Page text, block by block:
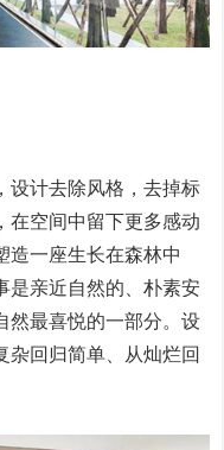
计去除风格，去掉标
在空间中留下更多感动
造一座生长在森林中
是亲近自然的、朴素安
然最喜悦的一部分。设
杂回归简单、从灿烂回